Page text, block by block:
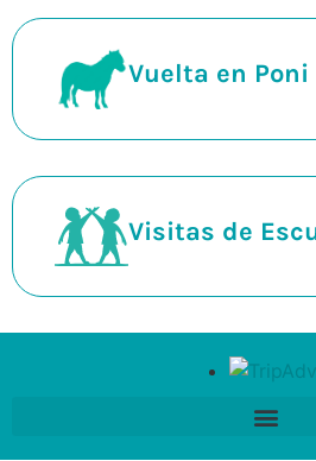
Vuelta en Poni
Visitas de